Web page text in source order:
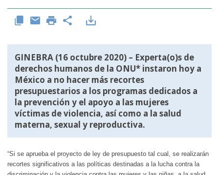
GINEBRA (16 octubre 2020) – Experta(o)s de
derechos humanos de la ONU* instaron hoy a
México a no hacer más recortes
presupuestarios a los programas dedicados a
la prevención y el apoyo a las mujeres
víctimas de violencia, así como a la salud
materna, sexual y reproductiva.
“Si se aprueba el proyecto de ley de presupuesto tal cual, se realizarán
recortes significativos a las políticas destinadas a la lucha contra la